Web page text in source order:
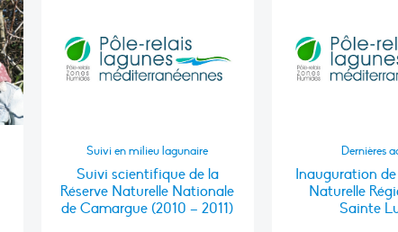
Suivi en milieu lagunaire
Suivi scientifique de la
Réserve Naturelle Nationale
de Camargue (2010 – 2011)
Dernières
Inauguration de
Naturelle
Sainte